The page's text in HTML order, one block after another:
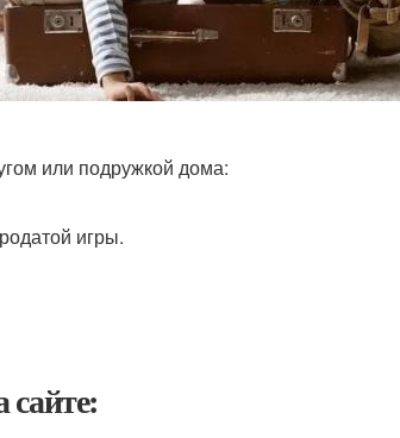
или подружкой дома:
игры.
сайте: